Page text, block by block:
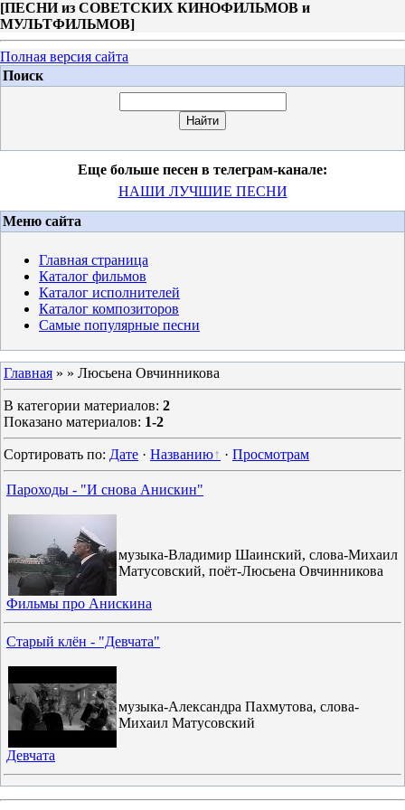
[ПЕСНИ из СОВЕТСКИХ КИНОФИЛЬМОВ и
МУЛЬТФИЛЬМОВ]
Полная версия сайта
Поиск
Еще больше песен в телеграм-канале:
НАШИ ЛУЧШИЕ ПЕСНИ
Меню сайта
Главная страница
Каталог фильмов
Каталог исполнителей
Каталог композиторов
Самые популярные песни
Главная » » Люсьена Овчинникова
В категории материалов: 2
Показано материалов: 1-2
Сортировать по: Дате · Названию · Просмотрам
Пароходы - "И снова Анискин"
музыка-Владимир Шаинский, слова-Михаил
Матусовский, поёт-Люсьена Овчинникова
Фильмы про Анискина
Старый клён - "Девчата"
музыка-Александра Пахмутова, слова-
Михаил Матусовский
Девчата